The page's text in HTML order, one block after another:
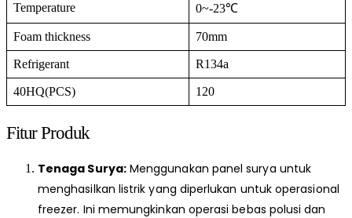
Temperature 0~-23℃
Foam thickness 70mm
Refrigerant R134a
40HQ(PCS) 120
Fitur Produk
Tenaga Surya:Menggunakan panel surya untuk
menghasilkan listrik yang diperlukan untuk operasional
freezer. Ini memungkinkan operasi bebas polusi dan